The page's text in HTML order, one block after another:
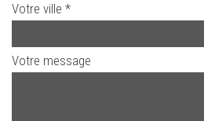
Votre ville *
Votre message